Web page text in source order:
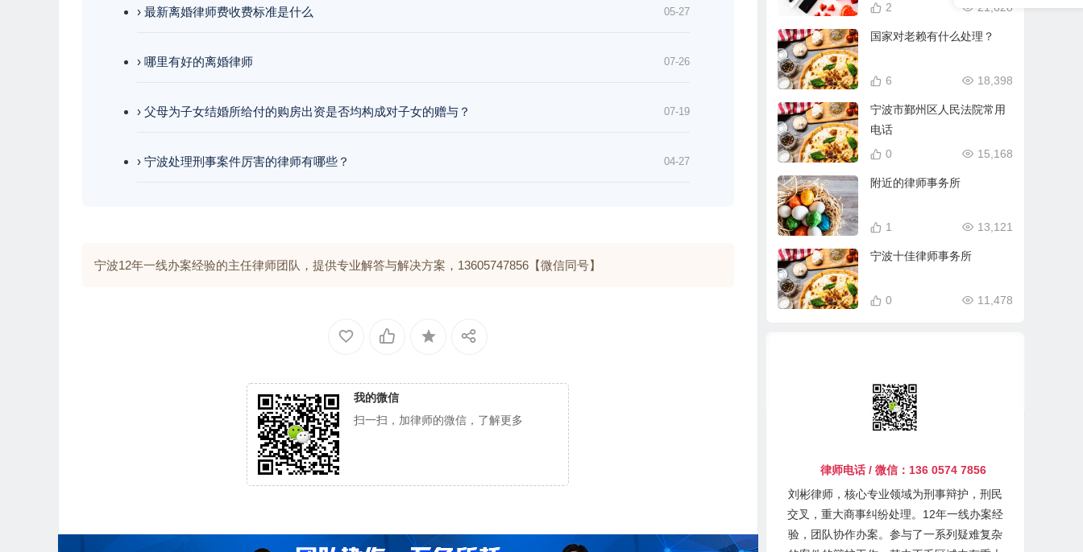
› 最新离婚律师费收费标准是什么 05-27
› 哪里有好的离婚律师 07-26
› 父母为子女结婚所给付的购房出资是否均构成对子女的赠与？ 07-19
› 宁波处理刑事案件厉害的律师有哪些？ 04-27
宁波12年一线办案经验的主任律师团队，提供专业解答与解决方案，13605747856【微信同号】
我的微信
扫一扫，加律师的微信，了解更多
21,628
2
国家对老赖有什么处理？
18,398
6
宁波市鄞州区人民法院常用
电话
15,168
0
附近的律师事务所
13,121
1
宁波十佳律师事务所
11,478
0
律师电话 / 微信：136 0574 7856
刘彬律师，核心专业领域为刑事辩护，刑民
交叉，重大商事纠纷处理。12年一线办案经
验，团队协作办案。参与了一系列疑难复杂